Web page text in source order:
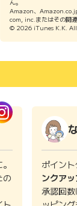
ん。
Amazon、
com, inc.またはその関
© 2026 iTunes K.K. All
の
ポイン
ンクア
承認回